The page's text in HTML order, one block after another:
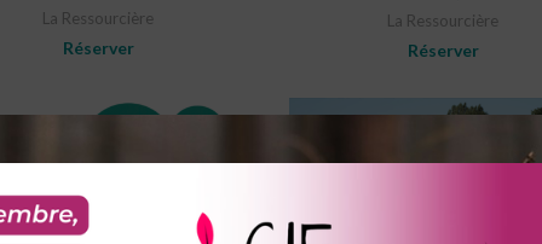
La Ressourcière
Réserver
La Ressourcière
Réserver